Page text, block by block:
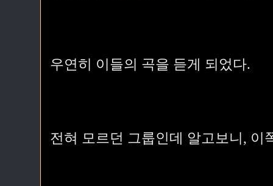
우연히 이들의 곡을 듣게 되었다.
전혀 모르던 그룹인데 알고보니, 이